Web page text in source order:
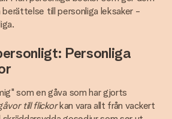
berättelse till personliga leksaker -
Personliga
som en gåva som har gjorts
till flickorkan vara allt från vackert